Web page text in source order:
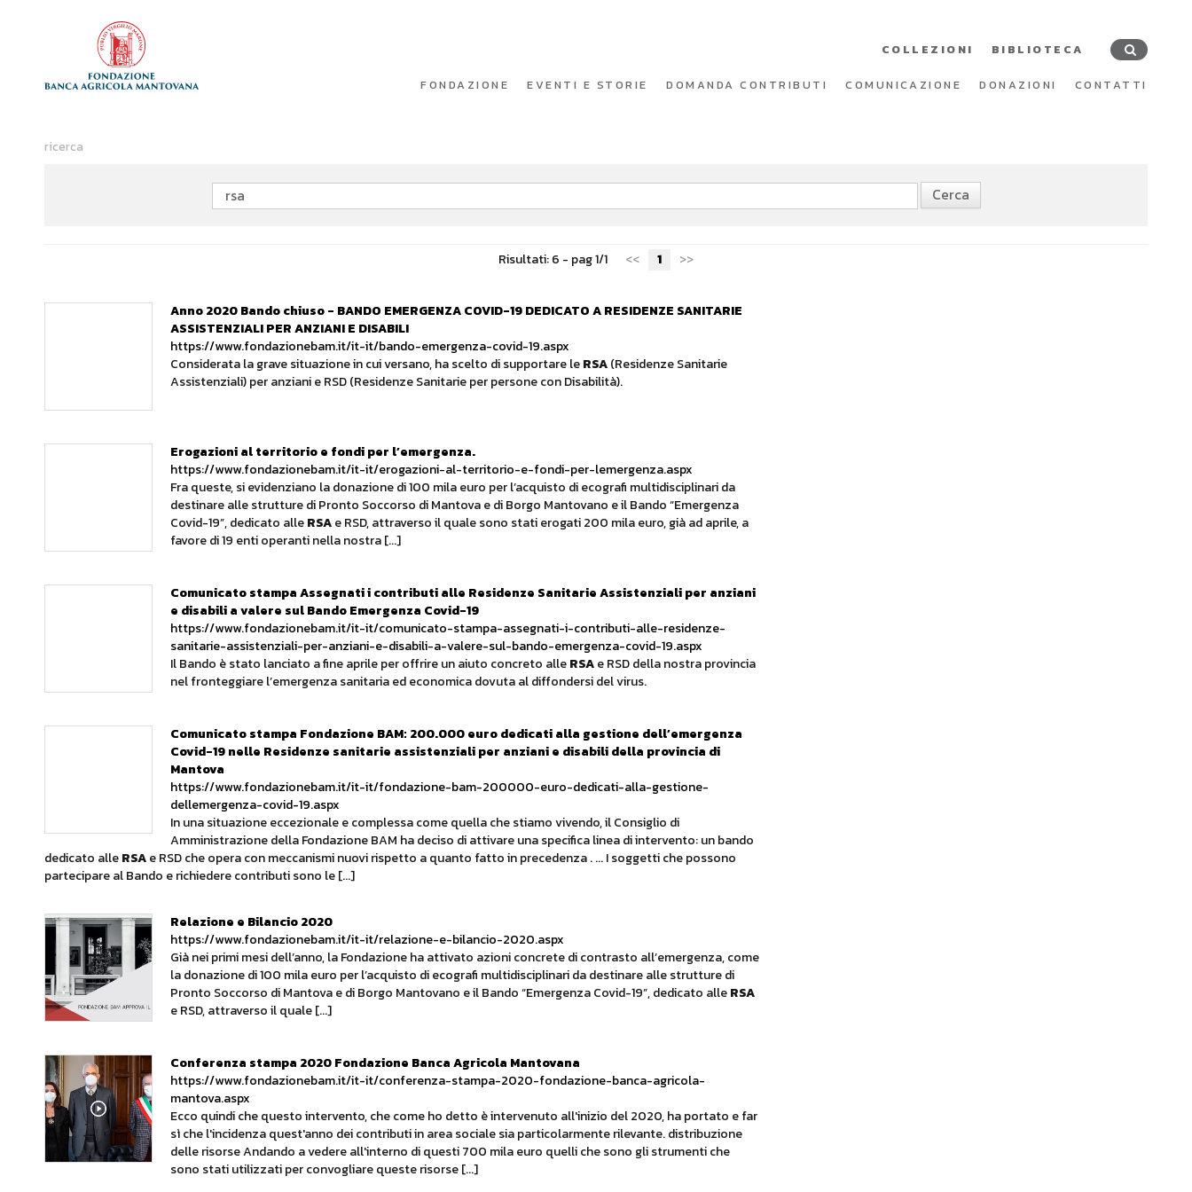
COLLEZIONI BIBLIOTECA
FONDAZIONE EVENTI E STORIE DOMANDA CONTRIBUTI COMUNICAZIONE DONAZIONI CONTATTI
ricerca
Risultati: 6 - pag 1/1 << 1 >>
Anno 2020 Bando chiuso - BANDO EMERGENZA COVID-19 DEDICATO A RESIDENZE SANITARIE
ASSISTENZIALI PER ANZIANI E DISABILI
https://www.fondazionebam.it/it-it/bando-emergenza-covid-19.aspx
Considerata la grave situazione in cui versano, ha scelto di supportare leRSA(Residenze Sanitarie
Assistenziali) per anziani e RSD (Residenze Sanitarie per persone con Disabilità).
Erogazioni al territorio e fondi per l’emergenza.
https://www.fondazionebam.it/it-it/erogazioni-al-territorio-e-fondi-per-lemergenza.aspx
Fra queste, si evidenziano la donazione di 100 mila euro per l’acquisto di ecografi multidisciplinari da
destinare alle strutture di Pronto Soccorso di Mantova e di Borgo Mantovano e il Bando “Emergenza
Covid-19”, dedicato alleRSAe RSD, attraverso il quale sono stati erogati 200 mila euro, già ad aprile, a
favore di 19 enti operanti nella nostra [...]
Comunicato stampa Assegnati i contributi alle Residenze Sanitarie Assistenziali per anziani
e disabili a valere sul Bando Emergenza Covid-19
https://www.fondazionebam.it/it-it/comunicato-stampa-assegnati-i-contributi-alle-residenze-
sanitarie-assistenziali-per-anziani-e-disabili-a-valere-sul-bando-emergenza-covid-19.aspx
Il Bando è stato lanciato a fine aprile per offrire un aiuto concreto alleRSAe RSD della nostra provincia
nel fronteggiare l’emergenza sanitaria ed economica dovuta al diffondersi del virus.
Comunicato stampa Fondazione BAM: 200.000 euro dedicati alla gestione dell’emergenza
Covid-19 nelle Residenze sanitarie assistenziali per anziani e disabili della provincia di
Mantova
https://www.fondazionebam.it/it-it/fondazione-bam-200000-euro-dedicati-alla-gestione-
dellemergenza-covid-19.aspx
In una situazione eccezionale e complessa come quella che stiamo vivendo, il Consiglio di
Amministrazione della Fondazione BAM ha deciso di attivare una specifica linea di intervento: un bando
dedicato alleRSAe RSD che opera con meccanismi nuovi rispetto a quanto fatto in precedenza . ... I soggetti che possono
partecipare al Bando e richiedere contributi sono le [...]
Relazione e Bilancio 2020
https://www.fondazionebam.it/it-it/relazione-e-bilancio-2020.aspx
Già nei primi mesi dell’anno, la Fondazione ha attivato azioni concrete di contrasto all’emergenza, come
la donazione di 100 mila euro per l’acquisto di ecografi multidisciplinari da destinare alle strutture di
Pronto Soccorso di Mantova e di Borgo Mantovano e il Bando “Emergenza Covid-19”, dedicato alleRSA
e RSD, attraverso il quale [...]
Conferenza stampa 2020 Fondazione Banca Agricola Mantovana
https://www.fondazionebam.it/it-it/conferenza-stampa-2020-fondazione-banca-agricola-
mantova.aspx
Ecco quindi che questo intervento, che come ho detto è intervenuto all'inizio del 2020, ha portato e far
sì che l'incidenza quest'anno dei contributi in area sociale sia particolarmente rilevante. distribuzione
delle risorse Andando a vedere all'interno di questi 700 mila euro quelli che sono gli strumenti che
sono stati utilizzati per convogliare queste risorse [...]